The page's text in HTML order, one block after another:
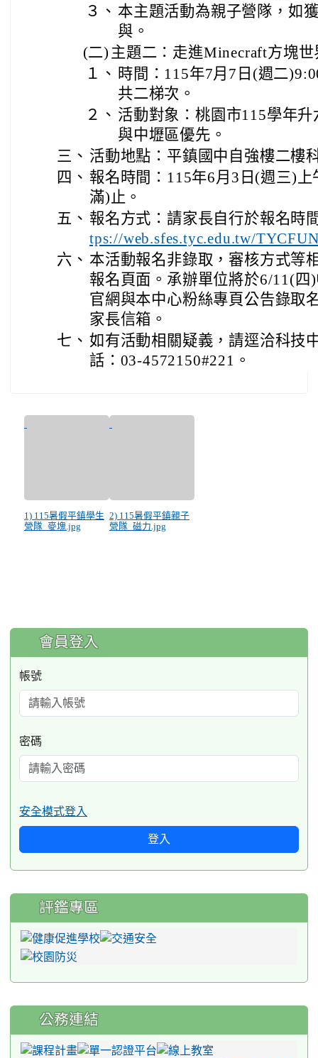
３、 本主題活動為親子營隊，如
與。
(二) 主題二：走進Minecraft方塊世
１、 時間：115年7月7日(週二
共二梯次。
２、 活動對象：桃園市115學年
與中壢區優先。
三、 活動地點：平鎮國中自強樓二樓
四、 報名時間：115年6月3日(週三)
滿)止。
五、 報名方式：請家長自行於報名時
tps://web.sfes.tyc.edu.tw/
六、 本活動報名非錄取，審核方式等
報名頁面。承辦單位將於6/11(四
官網與本中心粉絲專頁公告錄取
家長信箱。
七、 如有活動相關疑義，請逕洽科技
話：03-4572150#221。
1) 115暑假平鎮學生
營隊_麥塊.jpg
2) 115暑假平鎮親子
營隊_磁力.jpg
:::
會員登入
帳號
密碼
安全模式登入
登入
評鑑專區
公務連結